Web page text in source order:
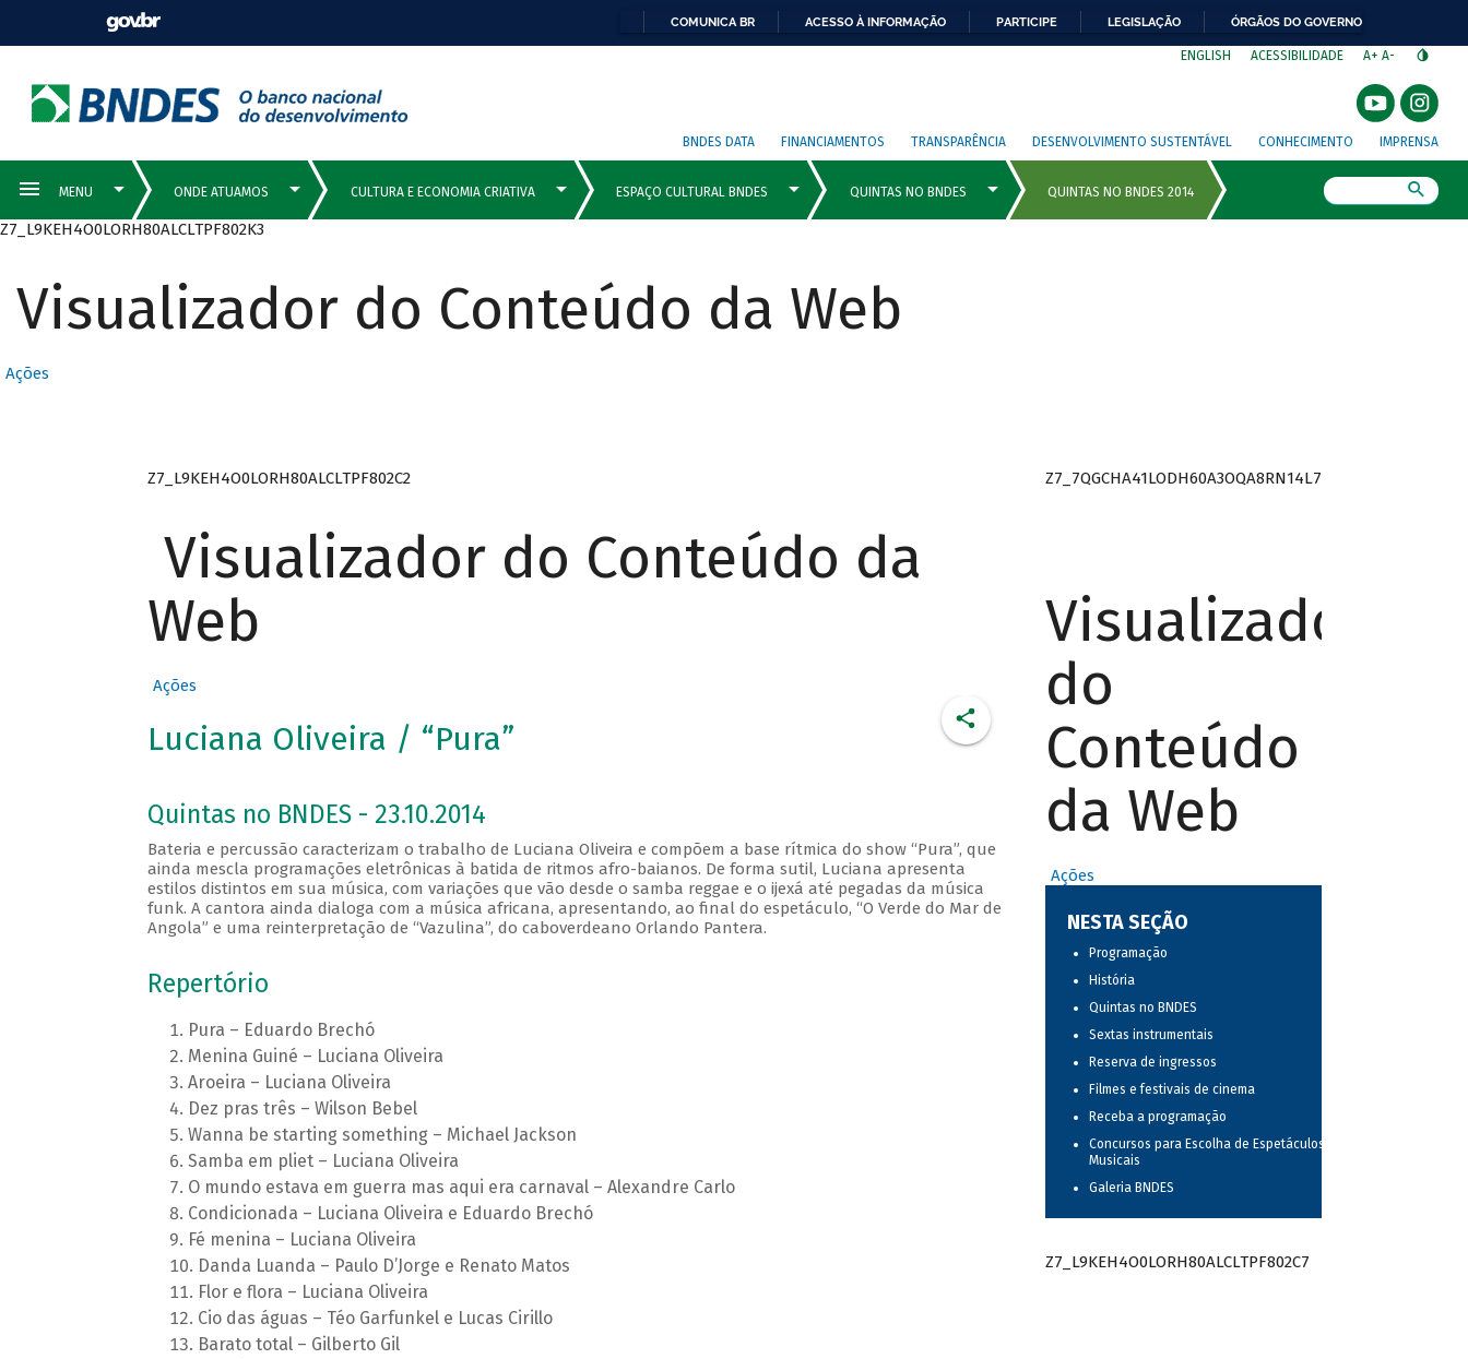
COMUNICA BR ACESSO À INFORMAÇÃO PARTICIPE LEGISLAÇÃO ÓRGÃOS DO GOVERNO
ENGLISH ACESSIBILIDADE A+ A-
BNDES DATA FINANCIAMENTOS TRANSPARÊNCIA DESENVOLVIMENTO SUSTENTÁVEL CONHECIMENTO IMPRENSA
Z7_L9KEH4O0LORH80ALCLTPF802K3
Visualizador do Conteúdo da Web
Ações
Z7_L9KEH4O0LORH80ALCLTPF802C2
Visualizador do Conteúdo da
Web
Ações
Luciana Oliveira / “Pura”
Quintas no BNDES - 23.10.2014
Bateria e percussão caracterizam o trabalho de Luciana Oliveira e compõem a base rítmica do show “Pura”, que
ainda mescla programações eletrônicas à batida de ritmos afro-baianos. De forma sutil, Luciana apresenta
estilos distintos em sua música, com variações que vão desde o samba reggae e o ijexá até pegadas da música
funk. A cantora ainda dialoga com a música africana, apresentando, ao final do espetáculo, “O Verde do Mar de
Angola” e uma reinterpretação de “Vazulina”, do caboverdeano Orlando Pantera.
Repertório
Pura – Eduardo Brechó
Menina Guiné – Luciana Oliveira
Aroeira – Luciana Oliveira
Dez pras três – Wilson Bebel
Wanna be starting something – Michael Jackson
Samba em pliet – Luciana Oliveira
O mundo estava em guerra mas aqui era carnaval – Alexandre Carlo
Condicionada – Luciana Oliveira e Eduardo Brechó
Fé menina – Luciana Oliveira
Danda Luanda – Paulo D’Jorge e Renato Matos
Flor e flora – Luciana Oliveira
Cio das águas – Téo Garfunkel e Lucas Cirillo
Barato total – Gilberto Gil
Z7_7QGCHA41LODH60A3OQA8RN14L7
Visualizador
do
Conteúdo
da Web
Ações
NESTA SEÇÃO
Programação
História
Quintas no BNDES
Sextas instrumentais
Reserva de ingressos
Filmes e festivais de cinema
Receba a programação
Concursos para Escolha de Espetáculos
Musicais
Galeria BNDES
Z7_L9KEH4O0LORH80ALCLTPF802C7